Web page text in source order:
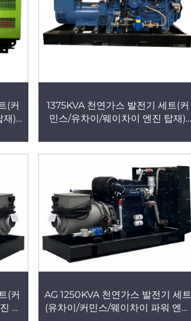
(커
재),
전
1375KVA 천연가스 발전기 세트(커
민스/유차이/웨이차이 엔진 탑재),
제조업체, 산업용 고성능 전기 발전
기 전원 공급 장치
(커
탑
AG 1250KVA 천연가스 발전기 세트
(유차이/커민스/웨이차이 파워 엔진